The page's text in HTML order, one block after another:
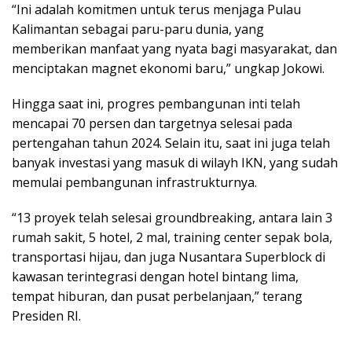
“Ini adalah komitmen untuk terus menjaga Pulau
Kalimantan sebagai paru-paru dunia, yang
memberikan manfaat yang nyata bagi masyarakat, dan
menciptakan magnet ekonomi baru,” ungkap Jokowi.
Hingga saat ini, progres pembangunan inti telah
mencapai 70 persen dan targetnya selesai pada
pertengahan tahun 2024. Selain itu, saat ini juga telah
banyak investasi yang masuk di wilayh IKN, yang sudah
memulai pembangunan infrastrukturnya.
“13 proyek telah selesai groundbreaking, antara lain 3
rumah sakit, 5 hotel, 2 mal, training center sepak bola,
transportasi hijau, dan juga Nusantara Superblock di
kawasan terintegrasi dengan hotel bintang lima,
tempat hiburan, dan pusat perbelanjaan,” terang
Presiden RI.